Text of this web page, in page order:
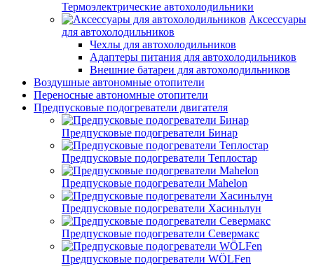
Термоэлектрические автохолодильники
Аксессуары
для автохолодильников
Чехлы для автохолодильников
Адаптеры питания для автохолодильников
Внешние батареи для автохолодильников
Воздушные автономные отопители
Переносные автономные отопители
Предпусковые подогреватели двигателя
Предпусковые подогреватели Бинар
Предпусковые подогреватели Теплостар
Предпусковые подогреватели Mahelon
Предпусковые подогреватели Хасиньлун
Предпусковые подогреватели Севермакс
Предпусковые подогреватели WÖLFen